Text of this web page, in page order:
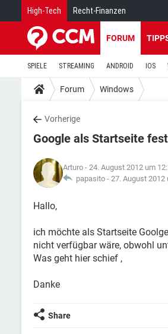
High-Tech Recht-Finanzen
FORUM
SPIELE STREAMING ANDROID IOS
Forum Windows
Vorherige
Google als Startseite
Arturo - 24. August 2012 um
papasito - 27. August 2012
Hallo,
ich möchte als Startseite
nicht verfügbar wäre, obwohl
Was geht hier schief ,
Danke
Share